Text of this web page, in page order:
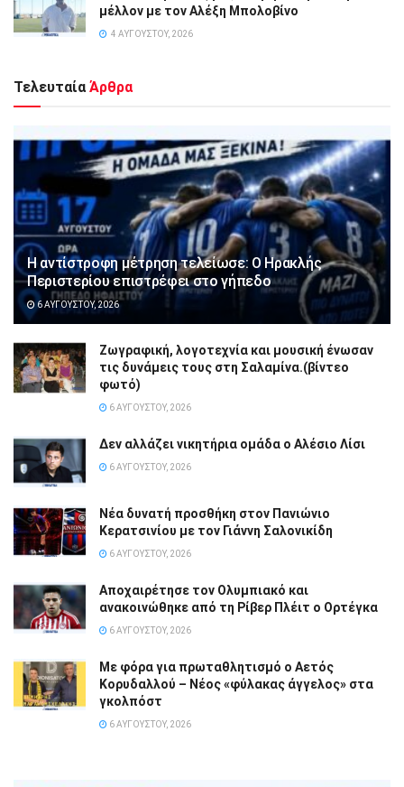
μέλλον με τον Αλέξη Μπολοβίνο
4 ΑΥΓΟΎΣΤΟΥ, 2026
Τελευταία Άρθρα
Η αντίστροφη μέτρηση τελείωσε: Ο Ηρακλής
Περιστερίου επιστρέφει στο γήπεδο
6 ΑΥΓΟΎΣΤΟΥ, 2026
Ζωγραφική, λογοτεχνία και μουσική ένωσαν
τις δυνάμεις τους στη Σαλαμίνα.(βίντεο
φωτό)
6 ΑΥΓΟΎΣΤΟΥ, 2026
Δεν αλλάζει νικητήρια ομάδα ο Αλέσιο Λίσι
6 ΑΥΓΟΎΣΤΟΥ, 2026
Νέα δυνατή προσθήκη στον Πανιώνιο
Κερατσινίου με τον Γιάννη Σαλονικίδη
6 ΑΥΓΟΎΣΤΟΥ, 2026
Αποχαιρέτησε τον Ολυμπιακό και
ανακοινώθηκε από τη Ρίβερ Πλέιτ ο Ορτέγκα
6 ΑΥΓΟΎΣΤΟΥ, 2026
Με φόρα για πρωταθλητισμό ο Αετός
Κορυδαλλού – Νέος «φύλακας άγγελος» στα
γκολπόστ
6 ΑΥΓΟΎΣΤΟΥ, 2026